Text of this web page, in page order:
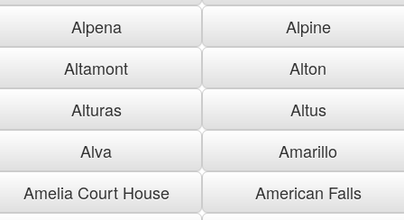
Alpena
Alpine
Altamont
Alton
Alturas
Altus
Alva
Amarillo
Amelia Court House
American Falls